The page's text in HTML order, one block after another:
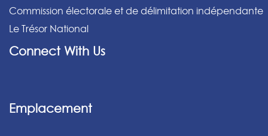
Commission électorale et de délimitation indépendante
Le Trésor National
Connect With Us
Emplacement